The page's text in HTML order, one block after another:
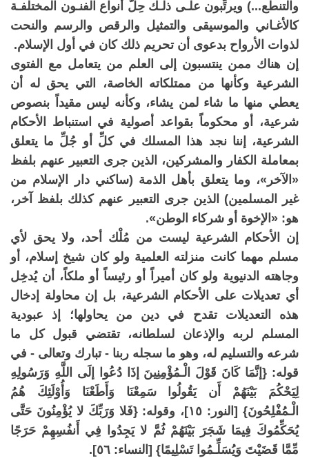
والتنطع...) ويرتِّبون علـى ذلـك حِلَّ أنواع الفنـون المختلفـة
كالأغـاني والموسيقى والتمثيل والرقص والرسم والنحت
لذوات الأرواح بدعوى أن تحريم ذلك كان في أول الإسلام.
إن هناك ممن ينتسبون إلى العلم من يتعامل مع الفتوى
الشرعية وكأنها من ممتلكاته الخاصة، التي يحق له أن
يعطي منها ما شاء لمن يشاء، وكأنه ليس مقيداً بنصوص
شرعية، أو محكوماً بقواعد أصولية في استنباط الأحكام
الشرعية، إننا نجد هذا المسلك في كلِّ أو جُلِّ ما يتعلق
بمعاملة الكفار والمشركين، الذين جرى التعبير عنهم بلفظ
«الآخر»، وما يتعلق بأهل الذمة (ساكني دار الإسلام من
غير المسلمين) الذين جرى التعبير عنهم كذلك بلفظ آخر،
هو: «الإخوة أو شركاء الوطن».
إن الأحكام الشرعية ليست من مُلْك أحد، ولا يحق لأي
مسلم مهما كانت منزلته العلمية ولو كان شيخ إسلام، أو
وجاهته الدنيوية ولو كان أميراً أو رئيساً أو ملكاً، أن يُدخِل
أي تعديلات على الأحكام الشرعية، بل إن محاولة إدخال
هذه التعديلات تقدح في دين من يحاولها؛ إذ عبودية
المسلم لربه والإذعان لسلطانه، تقتضي قبول كل ما
شرعه والتسليم له، وهو ما سجله ربنا - تبارك وتعالى - في
قوله: {إنَّمَا كَانَ قَوْلَ الْـمُؤْمِنِينَ إذَا دُعُوا إلَى اللَّهِ وَرَسُولِهِ
لِيَحْكُمَ بَيْنَهُمْ أَن يَقُولُوا سَمِعْنَا وَأَطَعْنَا وَأُوْلَئِكَ هُمُ
الْـمُفْلِحُونَ} [النور: ١٥]، وقوله: {فَلا وَرَبِّكَ لا يُؤْمِنُونَ حَتَّى
يُحَكِّمُوكَ فِيمَا شَجَرَ بَيْنَهُمْ ثُمَّ لا يَجِدُوا فِي أَنفُسِهِمْ حَرَجًا
مِّمَّا قَضَيْتَ وَيُسَلِّـمُوا تَسْلِيمًا} [النساء: ٥٦].